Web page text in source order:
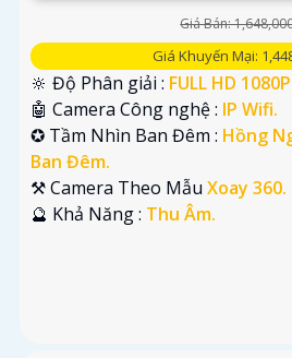
Giá Bán:
Giá Khuyến Mại:
🔆 Độ Phân giải : FULL HD
🤖️ Camera Công nghệ : IP Wifi.
✪ Tầm Nhìn Ban Đêm : Hồng
Ban Đêm.
⚒ Camera Theo Mẫu Xoay 360.
️🔮 Khả Năng : Thu Âm.